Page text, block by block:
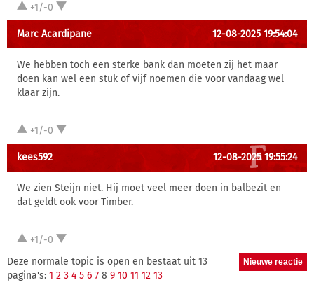
+1/-0
Marc Acardipane 12-08-2025 19:54:04
We hebben toch een sterke bank dan moeten zij het maar
doen kan wel een stuk of vijf noemen die voor vandaag wel
klaar zijn.
+1/-0
kees592 12-08-2025 19:55:24
We zien Steijn niet. Hij moet veel meer doen in balbezit en
dat geldt ook voor Timber.
+1/-0
Deze normale topic is open en bestaat uit 13
pagina's: 1 2 3 4 5 6 7 8 9 10 11 12 13